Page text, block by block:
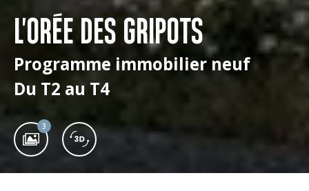
L'ORÉE DES GRIPOTS
Programme immobilier neuf
Du T2 au T4
3